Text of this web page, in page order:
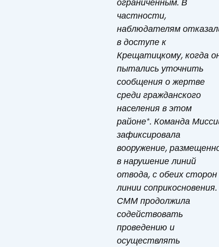
частности,
наблюдателям
в доступе к
Крещатицкому, когда
пытались уточнить
сообщения о жертве
среди гражданского
населения в этом
районе*. Команда
зафиксировала
вооружение,
в нарушение линий
отвода, с обеих сторон
линии соприкосновения.
СММ продолжила
содействовать
проведению и
осуществлять